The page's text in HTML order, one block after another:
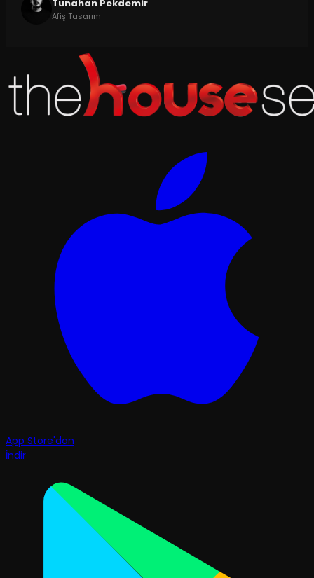
Tunahan Pekdemir
Afiş Tasarım
App Store'dan
İndir